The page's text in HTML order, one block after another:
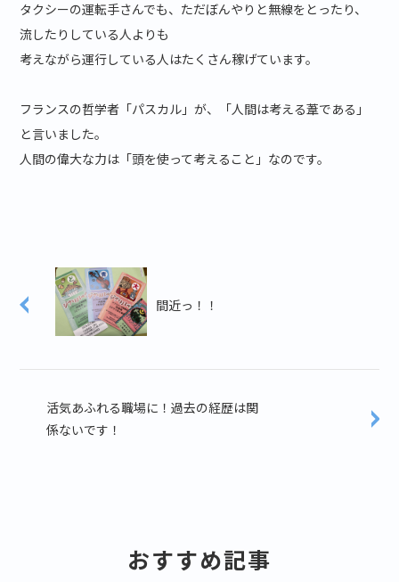
タクシーの運転手さんでも、ただぼんやりと無線をとったり、
流したりしている人よりも
考えながら運行している人はたくさん稼げています。
フランスの哲学者「パスカル」が、「人間は考える葦である」
と言いました。
人間の偉大な力は「頭を使って考えること」なのです。
間近っ！！
活気あふれる職場に！過去の経歴は関
係ないです！
おすすめ記事